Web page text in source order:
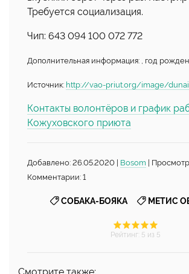
Требуется социализация.
Чип: 643 094 100 072 772
Дополнительная информация: , год
Источник: http://vao-priut.org/image/
Контакты волонтёров и график
Кожуховского приюта
Добавлено: 26.05.2020 | Bosom |
Комментарии: 1
СОБАКА-БОЯКА, МЕТИС
Рейтинг: 5 из 5